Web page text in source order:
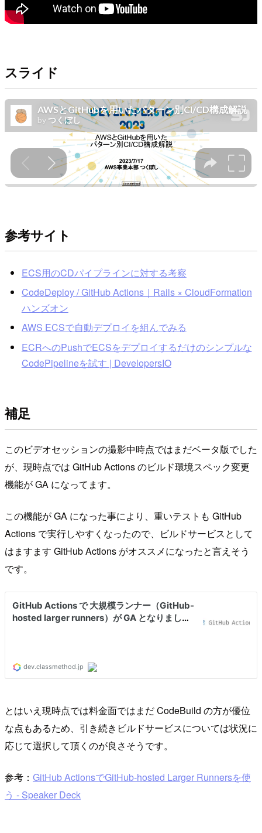
スライド
参考サイト
ECS用のCDパイプラインに対する考察
CodeDeploy / GitHub Actions｜Rails × CloudFormation
ハンズオン
AWS ECSで自動デプロイを組んでみる
ECRへのPushでECSをデプロイするだけのシンプルな
CodePipelineを試す | DevelopersIO
補足
このビデオセッションの撮影中時点ではまだベータ版でした
が、現時点では GitHub Actions のビルド環境スペック変更
機能が GA になってます。
この機能が GA になった事により、重いテストも GitHub
Actions で実行しやすくなったので、ビルドサービスとして
はますます GitHub Actions がオススメになったと言えそう
です。
とはいえ現時点では料金面ではまだ CodeBuild の方が優位
な点もあるため、引き続きビルドサービスについては状況に
応じて選択して頂くのが良さそうです。
参考： GitHub ActionsでGitHub-hosted Larger Runnersを使
う - Speaker Deck